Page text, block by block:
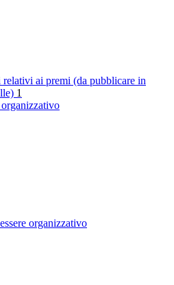
relativi ai premi (da pubblicare in
1
organizzativo
organizzativo